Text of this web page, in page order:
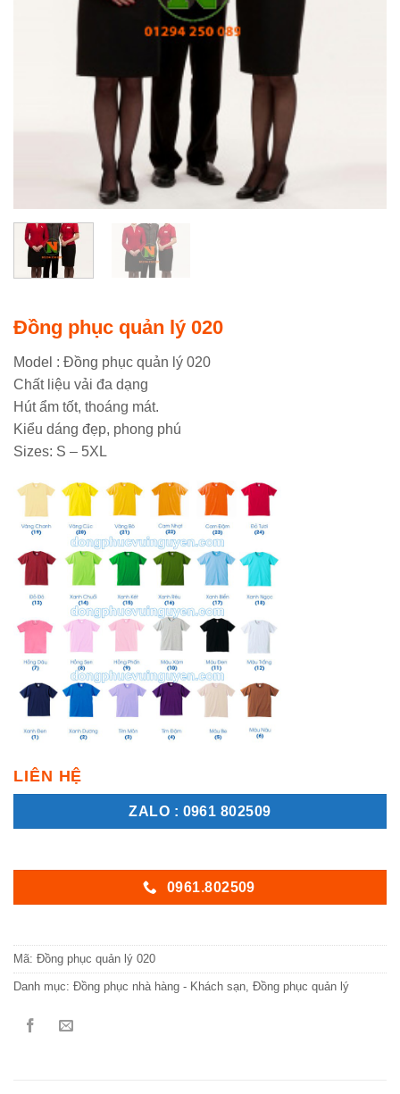
Đồng phục quản lý 020
Model : Đồng phục quản lý 020
Chất liệu vải đa dạng
Hút ẩm tốt, thoáng mát.
Kiểu dáng đẹp, phong phú
Sizes: S – 5XL
LIÊN HỆ
ZALO : 0961 802509
0961.802509
Mã: Đồng phục quản lý 020
Danh mục: Đồng phục nhà hàng - Khách sạn, Đồng phục quản lý